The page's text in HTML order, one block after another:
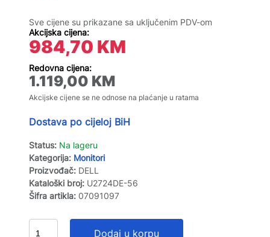
Sve cijene su prikazane sa uključenim PDV-om
Akcijska cijena:
984,70 KM
Redovna cijena:
1.119,00 KM
Akcijske cijene se ne odnose na plaćanje u ratama
Dostava po cijeloj BiH
Status: Na lageru
Kategorija: Monitori
Proizvođač: DELL
Kataloški broj: U2724DE-56
Šifra artikla: 07091097
Dodaj u korpu